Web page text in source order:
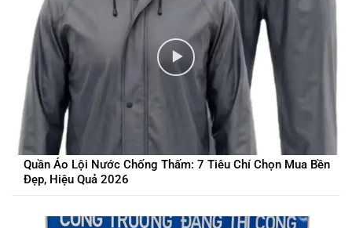
Quần Áo Lội Nước Chống Thấm: 7 Tiêu Chí Chọn Mua Bền
Đẹp, Hiệu Quả 2026